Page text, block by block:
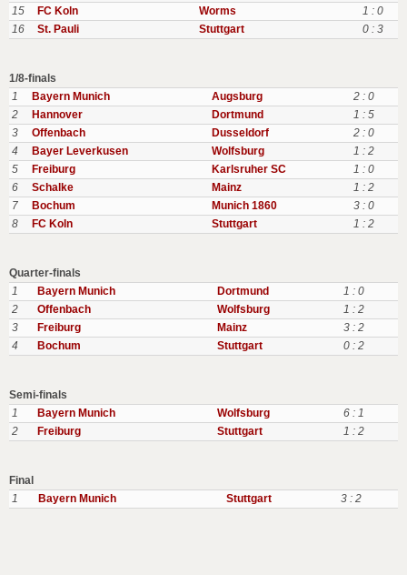
15
FC Koln Worms
1 : 0
16
St. Pauli Stuttgart 0 : 3
1/8-finals
1
Bayern Munich Augsburg
2 : 0
2
Hannover Dortmund
1 : 5
3
Offenbach Dusseldorf
2 : 0
4
Bayer Leverkusen Wolfsburg
1 : 2
5
Freiburg Karlsruher SC
1 : 0
6
Schalke Mainz
1 : 2
7
Bochum Munich 1860
3 : 0
8
FC Koln Stuttgart 1 : 2
Quarter-finals
1
Bayern Munich Dortmund
1 : 0
2
Offenbach Wolfsburg
1 : 2
3
Freiburg Mainz
3 : 2
4
Bochum Stuttgart 0 : 2
Semi-finals
1
Bayern Munich Wolfsburg
6 : 1
2
Freiburg Stuttgart 1 : 2
Final
1
Bayern Munich Stuttgart 3 : 2